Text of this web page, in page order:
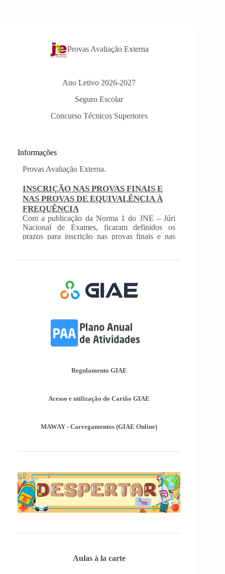
Provas Avaliação Externa
Ano Letivo 2026-2027
Seguro Escolar
Concurso Técnicos Superiores
Informações
INSCRIÇÃO NAS PROVAS FINAIS E
NAS PROVAS DE EQUIVALÊNCIA À
FREQUÊNCIA
Com a publicação da Norma 1 do JNE – Júri
Nacional de Exames, ficaram definidos os
prazos para inscrição nas provas finais e nas
provas de equivalência à frequência, para
alunos autopropostos do ensino básico.
Nos termos do Artigo 36º da Portaria nº 223-
A/2018, de 3 de Agosto, são afixadas hoje, dia
18 de junho de 2026, as pautas de avaliação do
Informações-Prova Provas de
Equivalência à Frequência (PEF)
Encontram-se publicadas as Informações-Prova
Provas Avaliação Externa.
Regulamento GIAE
Acesso e utilização do Cartão GIAE
MAWAY - Carregamentos (GIAE Online)
Aulas à la carte